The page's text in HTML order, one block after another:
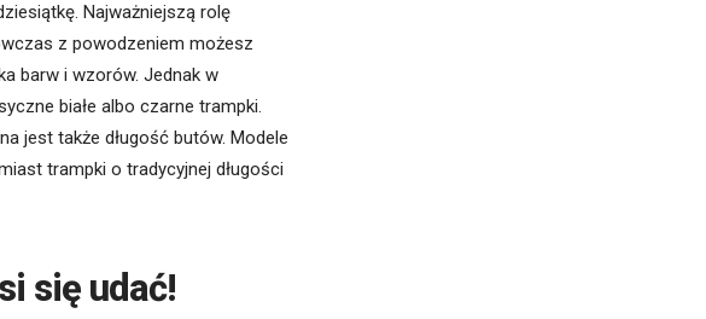
Najważniejszą rolę
z powodzeniem możesz
barw i wzorów. Jednak w
białe albo czarne trampki.
jest także długość butów. Modele
trampki o tradycyjnej długości
się udać!